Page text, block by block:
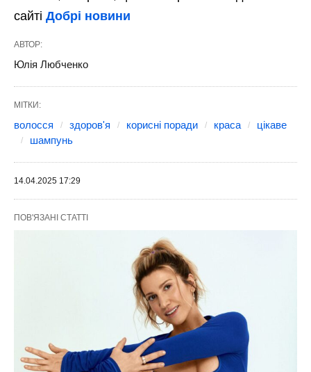
сайті Добрі новини
АВТОР:
Юлія Любченко
МІТКИ:
волосся здоров'я корисні поради краса
цікаве
шампунь
14.04.2025 17:29
ПОВ'ЯЗАНІ СТАТТІ